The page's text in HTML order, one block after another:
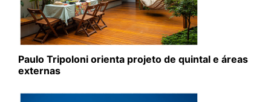
Paulo Tripoloni orienta projeto de quintal e áreas
externas